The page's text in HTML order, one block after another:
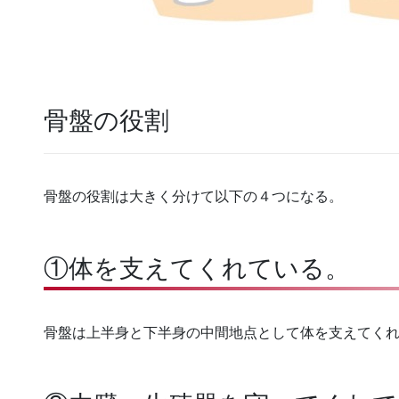
骨盤の役割
骨盤の役割は大きく分けて以下の４つになる。
①体を支えてくれている。
骨盤は上半身と下半身の中間地点として体を支えてく